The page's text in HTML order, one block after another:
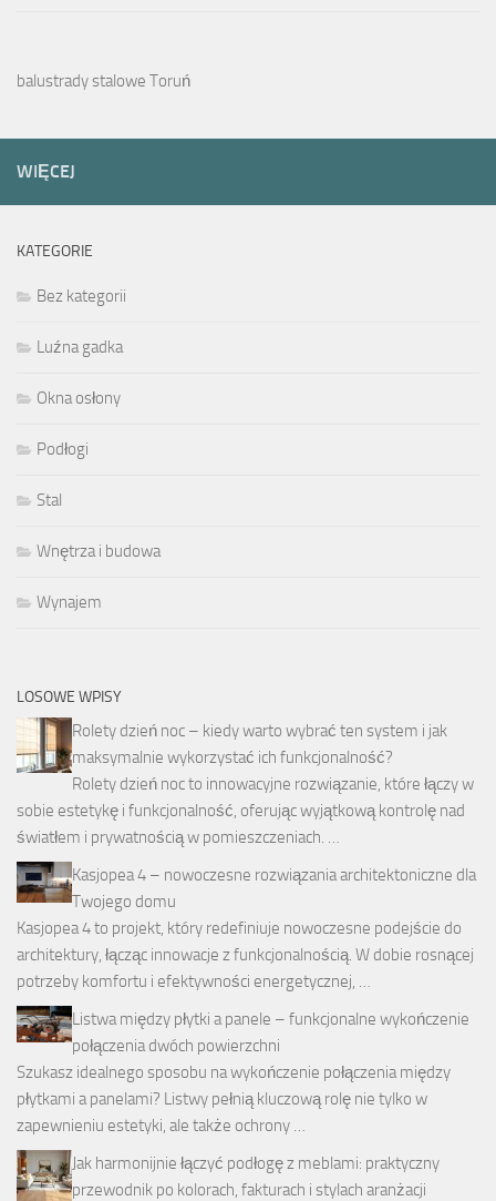
balustrady stalowe Toruń
WIĘCEJ
KATEGORIE
Bez kategorii
Luźna gadka
Okna osłony
Podłogi
Stal
Wnętrza i budowa
Wynajem
LOSOWE WPISY
Rolety dzień noc – kiedy warto wybrać ten system i jak
maksymalnie wykorzystać ich funkcjonalność?
Rolety dzień noc to innowacyjne rozwiązanie, które łączy w
sobie estetykę i funkcjonalność, oferując wyjątkową kontrolę nad
światłem i prywatnością w pomieszczeniach. …
Kasjopea 4 – nowoczesne rozwiązania architektoniczne dla
Twojego domu
Kasjopea 4 to projekt, który redefiniuje nowoczesne podejście do
architektury, łącząc innowacje z funkcjonalnością. W dobie rosnącej
potrzeby komfortu i efektywności energetycznej, …
Listwa między płytki a panele – funkcjonalne wykończenie
połączenia dwóch powierzchni
Szukasz idealnego sposobu na wykończenie połączenia między
płytkami a panelami? Listwy pełnią kluczową rolę nie tylko w
zapewnieniu estetyki, ale także ochrony …
Jak harmonijnie łączyć podłogę z meblami: praktyczny
przewodnik po kolorach, fakturach i stylach aranżacji